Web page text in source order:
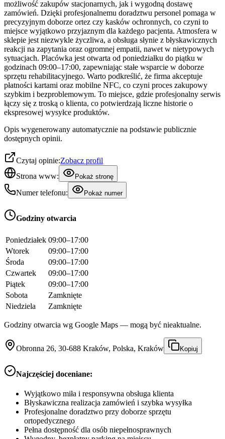
możliwość zakupów stacjonarnych, jak i wygodną dostawę
zamówień. Dzięki profesjonalnemu doradztwu personel pomaga w
precyzyjnym doborze ortez czy kasków ochronnych, co czyni to
miejsce wyjątkowo przyjaznym dla każdego pacjenta. Atmosfera w
sklepie jest niezwykle życzliwa, a obsługa słynie z błyskawicznych
reakcji na zapytania oraz ogromnej empatii, nawet w nietypowych
sytuacjach. Placówka jest otwarta od poniedziałku do piątku w
godzinach 09:00–17:00, zapewniając stałe wsparcie w doborze
sprzętu rehabilitacyjnego. Warto podkreślić, że firma akceptuje
płatności kartami oraz mobilne NFC, co czyni proces zakupowy
szybkim i bezproblemowym. To miejsce, gdzie profesjonalny serwis
łączy się z troską o klienta, co potwierdzają liczne historie o
ekspresowej wysyłce produktów.
Opis wygenerowany automatycznie na podstawie publicznie
dostępnych opinii.
Czytaj opinie:Zobacz profil
Strona www:
Pokaż stronę
Numer telefonu: Pokaż numer
Godziny otwarcia
Poniedziałek 09:00–17:00
Wtorek
09:00–17:00
Środa
09:00–17:00
Czwartek
09:00–17:00
Piątek
09:00–17:00
Sobota
Zamknięte
Niedziela
Zamknięte
Godziny otwarcia wg Google Maps — mogą być nieaktualne.
Obronna 26, 30-688 Kraków, Polska, Kraków Kopiuj
Najczęściej doceniane:
Wyjątkowo miła i responsywna obsługa klienta
Błyskawiczna realizacja zamówień i szybka wysyłka
Profesjonalne doradztwo przy doborze sprzętu
ortopedycznego
Pełna dostępność dla osób niepełnosprawnych